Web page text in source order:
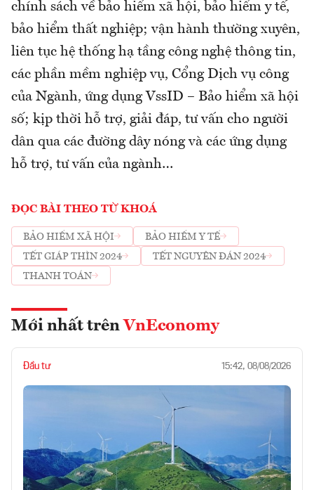
chính sách về bảo hiểm xã hội, bảo hiểm y tế,
bảo hiểm thất nghiệp; vận hành thường xuyên,
liên tục hệ thống hạ tầng công nghệ thông tin,
các phần mềm nghiệp vụ, Cổng Dịch vụ công
của Ngành, ứng dụng VssID – Bảo hiểm xã hội
số; kịp thời hỗ trợ, giải đáp, tư vấn cho người
dân qua các đường dây nóng và các ứng dụng
hỗ trợ, tư vấn của ngành…
ĐỌC BÀI THEO TỪ KHOÁ
BẢO HIỂM XÃ HỘI
BẢO HIỂM Y TẾ
TẾT GIÁP THÌN 2024
TẾT NGUYÊN ĐÁN 2024
THANH TOÁN
Mới nhất trên VnEconomy
Đầu tư 15:42, 08/08/2026